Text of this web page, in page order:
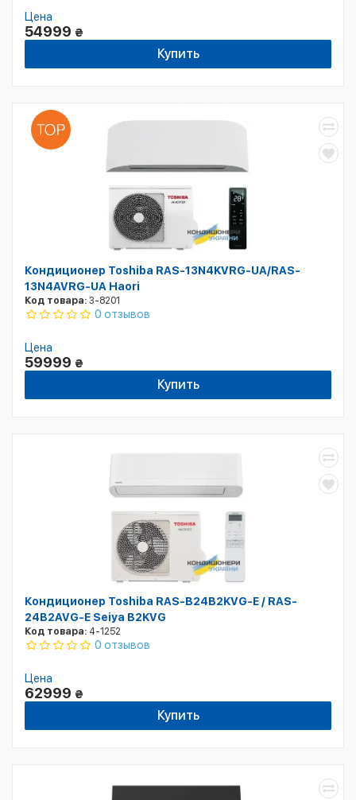
Цена
54999 ₴
Купить
Кондиционер Toshiba RAS-13N4KVRG-UA/RAS-
13N4AVRG-UA Haori
Код товара: 3-8201
0 отзывов
Цена
59999 ₴
Купить
Кондиционер Toshiba RAS-B24B2KVG-E / RAS-
24B2AVG-E Seiya B2KVG
Код товара: 4-1252
0 отзывов
Цена
62999 ₴
Купить